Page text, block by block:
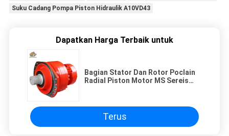
Suku Cadang Pompa Piston Hidraulik A10VD43
Dapatkan Harga Terbaik untuk
Bagian Stator Dan Rotor Poclain
Radial Piston Motor MS Sereis
Terus